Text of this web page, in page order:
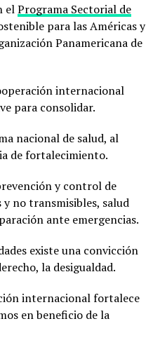
elPrograma Sectorial de
para las Américas y
Panamericana de
internacional
para consolidar.
nacional de salud, al
de fortalecimiento.
y control de
no transmisibles, salud
ante emergencias.
existe una convicción
la desigualdad.
internacional fortalece
en beneficio de la